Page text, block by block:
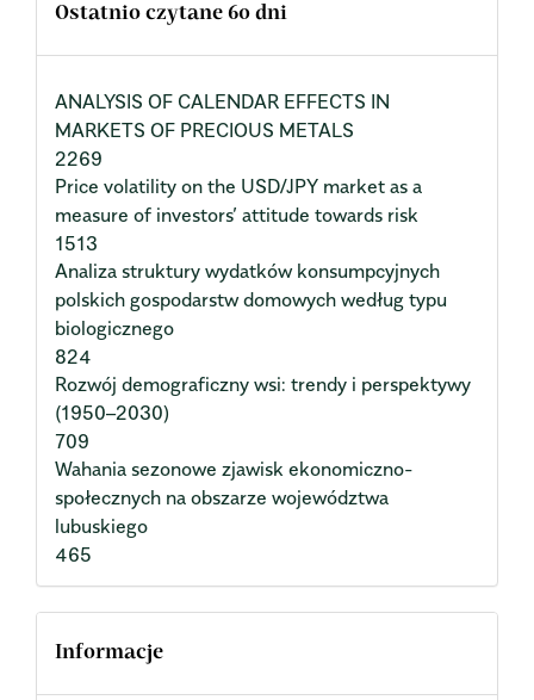
Ostatnio czytane 60 dni
ANALYSIS OF CALENDAR EFFECTS IN
MARKETS OF PRECIOUS METALS
2269
Price volatility on the USD/JPY market as a
measure of investors’ attitude towards risk
1513
Analiza struktury wydatków konsumpcyjnych
polskich gospodarstw domowych według typu
biologicznego
824
Rozwój demograficzny wsi: trendy i perspektywy
(1950–2030)
709
Wahania sezonowe zjawisk ekonomiczno-
społecznych na obszarze województwa
lubuskiego
465
Informacje